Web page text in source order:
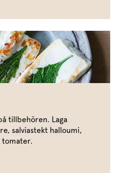
tillbehören. Laga
salviastekt halloumi,
tomater.